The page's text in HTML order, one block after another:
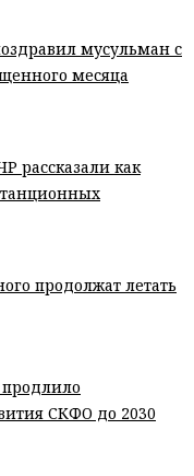
мусульман с
месяца
рассказали как
продолжат летать
СКФО до 2030